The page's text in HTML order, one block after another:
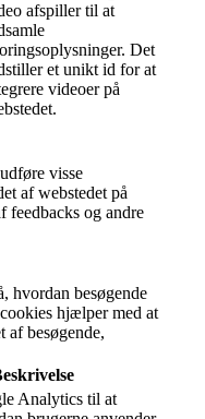
afspiller til at
Det
et unikt id for at
videoer på
visse
af webstedet på
feedbacks og andre
hvordan besøgende
hjælper med at
af besøgende,
Analytics til at